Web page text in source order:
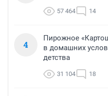
57 464 14
4
Пирожное
в домашних
детства
31 104 18